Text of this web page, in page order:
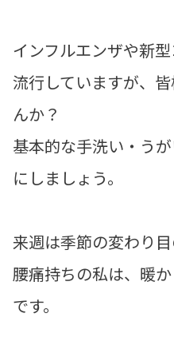
インフルエンザや新
流行していますが、
んか？
基本的な手洗い・う
にしましょう。
来週は季節の変わり目
腰痛持ちの私は、暖
です。